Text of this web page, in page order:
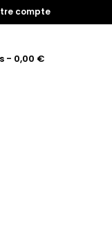
compte
- 0,00 €